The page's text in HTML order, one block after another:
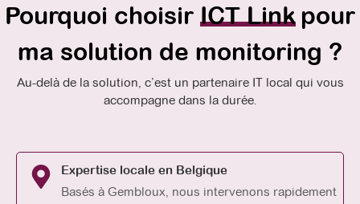
Pourquoi choisir ICT Link pour
ma solution de monitoring ?
Au-delà de la solution, c’est un partenaire IT local qui vous
accompagne dans la durée.
Expertise locale en Belgique
Basés à Gembloux, nous intervenons rapidement